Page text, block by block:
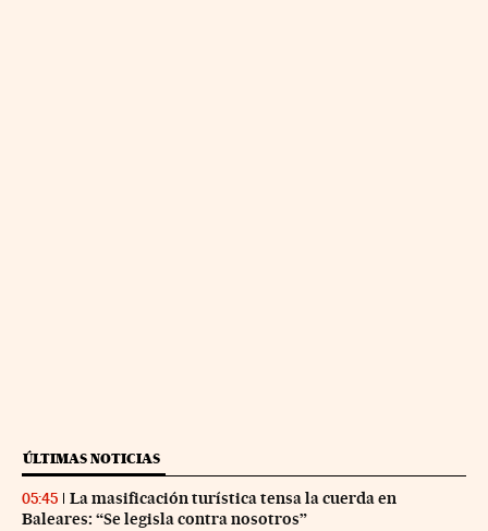
ÚLTIMAS NOTICIAS
05:45
La masificación turística tensa la cuerda en
Baleares: “Se legisla contra nosotros”